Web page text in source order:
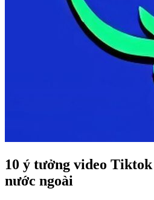
10 ý tưởng video
nước ngoài